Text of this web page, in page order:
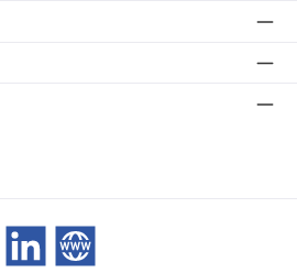
LinkedIn Website